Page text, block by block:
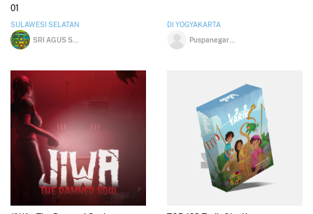
01
SULAWESI SELATAN
DI YOGYAKARTA